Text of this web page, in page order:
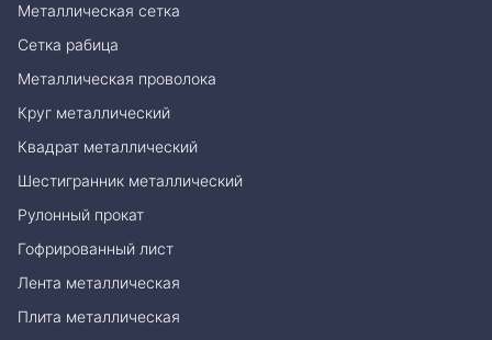
Металлическая сетка
Сетка рабица
Металлическая проволока
Круг металлический
Квадрат металлический
Шестигранник металлический
Рулонный прокат
Гофрированный лист
Лента металлическая
Плита металлическая